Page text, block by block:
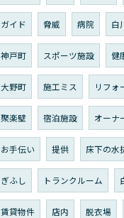
ガイド 脅威 病院 白
神戸町 スポーツ施設 健
大野町 施工ミス リフォ
聚楽壁 宿泊施設 オーナ
お手伝い 提供 床下の水
ぎふし トランクルーム
賃貸物件 店内 脱衣場